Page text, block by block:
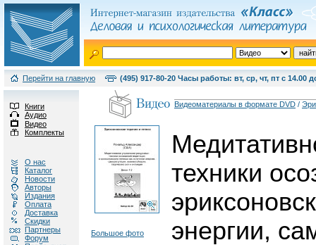
Перейти на главную (495) 917-80-20 Часы работы: вт, ср, чт, пт с 14.00
Книги
Аудио
Видео
Комплекты
О нас
Каталог
Новости
Авторы
Издания
Оплата
Доставка
Скидки
Партнеры
Форум
Видеоматериалы в формате DVD /
Большое фото
техники
энергии,